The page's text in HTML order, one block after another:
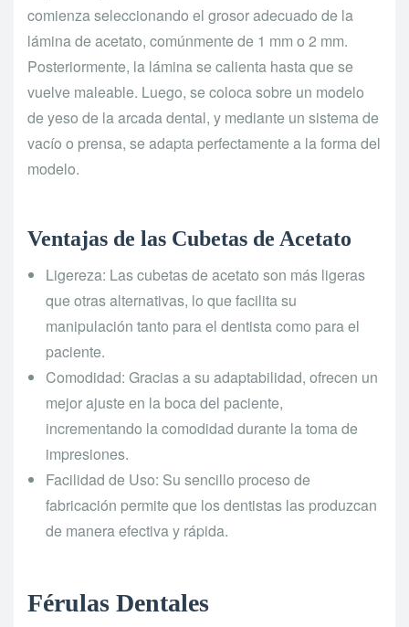
comienza seleccionando el grosor adecuado de la
lámina de acetato, comúnmente de 1 mm o 2 mm.
Posteriormente, la lámina se calienta hasta que se
vuelve maleable. Luego, se coloca sobre un modelo
de yeso de la arcada dental, y mediante un sistema de
vacío o prensa, se adapta perfectamente a la forma del
modelo.
Ventajas de las Cubetas de Acetato
Ligereza: Las cubetas de acetato son más ligeras
que otras alternativas, lo que facilita su
manipulación tanto para el dentista como para el
paciente.
Comodidad: Gracias a su adaptabilidad, ofrecen un
mejor ajuste en la boca del paciente,
incrementando la comodidad durante la toma de
impresiones.
Facilidad de Uso: Su sencillo proceso de
fabricación permite que los dentistas las produzcan
de manera efectiva y rápida.
Férulas Dentales